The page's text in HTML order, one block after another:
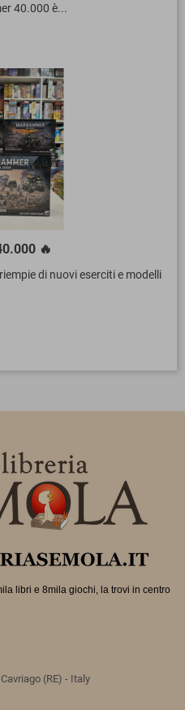
40.000 è...
🔥
di nuovi eserciti e modelli
libri e 8mila giochi, la trovi in centro
(RE) - Italy